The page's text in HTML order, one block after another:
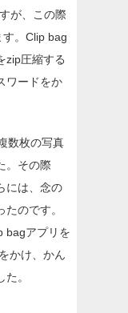
が、この際
。Clip bag
zip圧縮する
ワードをか
数枚の写真
。その際
には、念の
のです。
bagアプリを
かけ、かん
。